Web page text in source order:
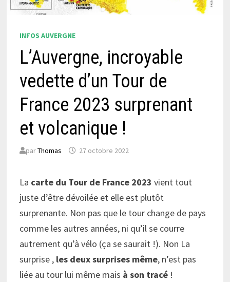
INFOS AUVERGNE
L’Auvergne, incroyable
vedette d’un Tour de
France 2023 surprenant
et volcanique !
parThomas 27 octobre 2022
La carte du Tour de France 2023 vient tout
juste d’être dévoilée et elle est plutôt
surprenante. Non pas que le tour change de pays
comme les autres années, ni qu’il se courre
autrement qu’à vélo (ça se saurait !). Non La
surprise , les deux surprises même, n’est pas
liée au tour lui même mais à son tracé!